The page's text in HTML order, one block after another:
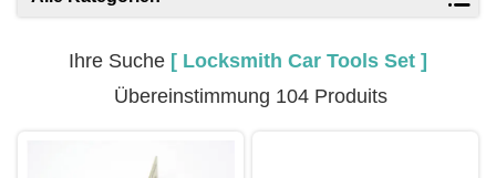
Ihre Suche [ Locksmith Car Tools Set ]
Übereinstimmung 104 Produits